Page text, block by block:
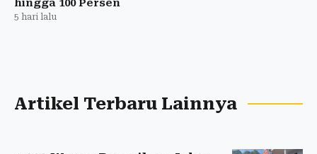
5 hari lalu
Artikel Terbaru Lainnya